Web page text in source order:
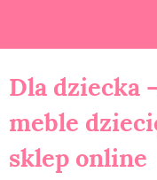
Dla dziecka
meble
sklep online